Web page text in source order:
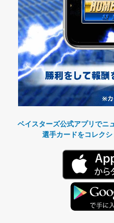
ベイスターズ公式アプリでニ
選手カードをコレクシ